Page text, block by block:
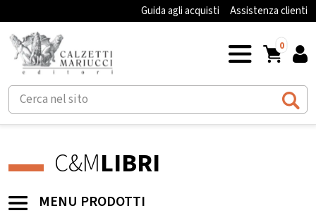
Guida agli acquisti Assistenza clienti
0
C&MLIBRI
MENU PRODOTTI